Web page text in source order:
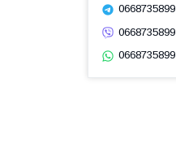
0668735899
0668735899
0668735899